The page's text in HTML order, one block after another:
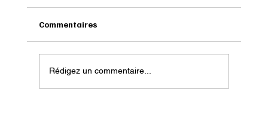
Onatera : Pour affronter l’hiver
Commentaires
Rédigez un commentaire...